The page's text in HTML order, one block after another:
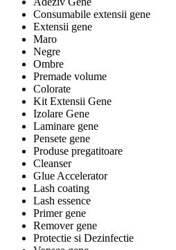
Consumabile extensii gene
Extensii gene
Maro
Negre
Ombre
Premade volume
Colorate
Kit Extensii Gene
Izolare Gene
Laminare gene
Pensete gene
Produse pregatitoare
Cleanser
Glue Accelerator
Lash coating
Lash essence
Primer gene
Remover gene
Protectie si Dezinfectie